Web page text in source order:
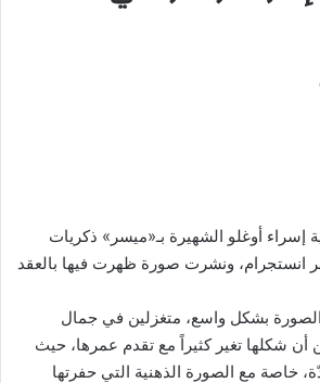
إسراء أوغلو الشهيرة بـ«ميسر» ذكريات
انستجرام، ونشرت صورة ظهرت فيها بالعقد
الصورة بشكل واسع، متغزلين في جمال
أن شكلها تغير كثيراً مع تقدم عمرها، حيث
خاصة مع الصورة الذهنية التي حفرتها